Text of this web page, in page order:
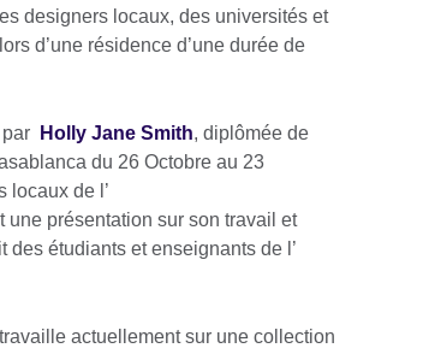
designers locaux, des universités et
d’une résidence d’une durée de
Holly Jane Smith, diplômée de
du 26 Octobre au 23
locaux de l’
une présentation sur son travail et
étudiants et enseignants de l’
actuellement sur une collection